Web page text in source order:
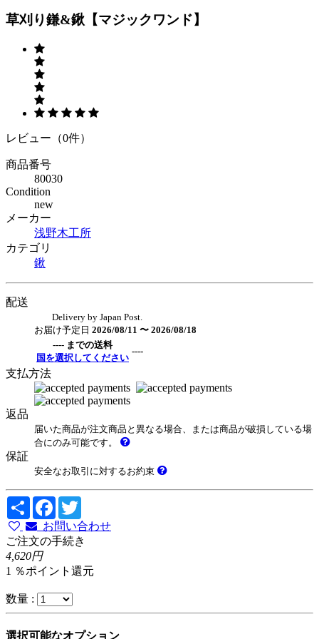
草刈り鎌&鍬【マジックワンド】
レビュー（0件）
商品番号
80030
Condition
new
メーカー
浅野木工所
カテゴリ
鍬
配送
Delivery by Japan Post.
お届け予定日 2026/08/11 〜 2026/08/18
---- までの送料
国を選択してください
----
支払方法
返品
届いた商品が注文商品と異なる場合、または商品が破損している場
合にのみ可能です。
保証
安全なお取引に対するお約束
Share Facebook
お問い合わせ
ご注文の手続き
4,620円
1 ％ポイント還元
数量 :
選択可能なオプション